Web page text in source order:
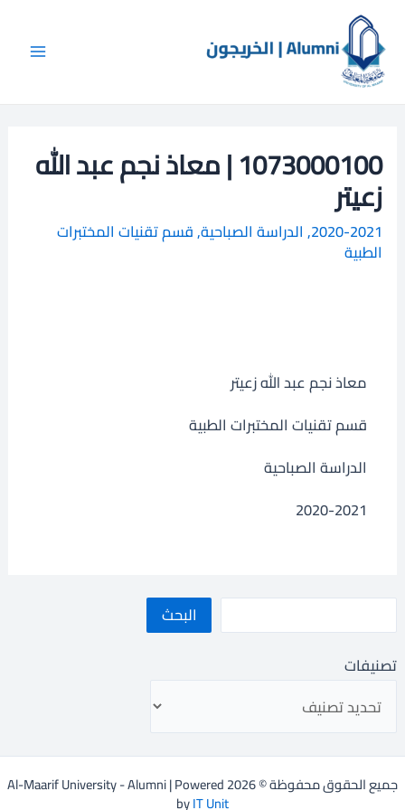
المحتوى
البحث
تصنيفات
1073000100 | معاذ نجم عبد الله
زعيتر
2020-2021
, الدراسة الصباحية,قسم تقنيات المختبرات
الطبية
معاذ نجم عبد الله زعيتر
قسم تقنيات المختبرات الطبية
الدراسة الصباحية
2020-2021
جميع الحقوق محفوظة © 2026 Al-Maarif University - Alumni | Powered
byIT Unit